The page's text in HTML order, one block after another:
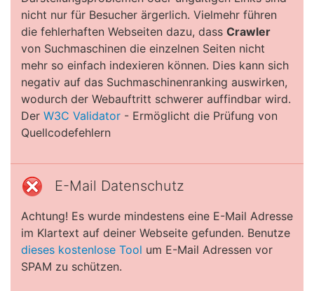
nicht nur für Besucher ärgerlich. Vielmehr führen
die fehlerhaften Webseiten dazu, dass Crawler
von Suchmaschinen die einzelnen Seiten nicht
mehr so einfach indexieren können. Dies kann sich
negativ auf das Suchmaschinenranking auswirken,
wodurch der Webauftritt schwerer auffindbar wird.
Der W3C Validator - Ermöglicht die Prüfung von
Quellcodefehlern
E-Mail Datenschutz
Achtung! Es wurde mindestens eine E-Mail Adresse
im Klartext auf deiner Webseite gefunden. Benutze
dieses kostenlose Tool um E-Mail Adressen vor
SPAM zu schützen.